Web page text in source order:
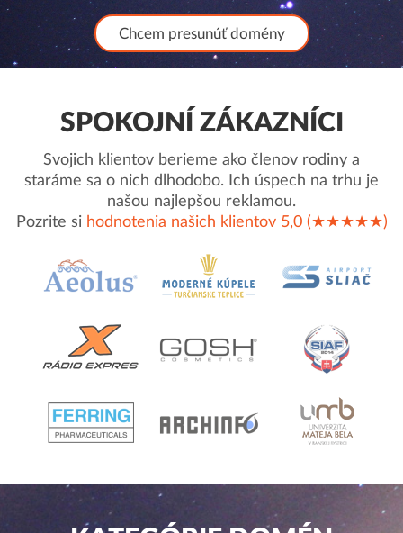
Chcem presunúť domény
SPOKOJNÍ ZÁKAZNÍCI
Svojich klientov berieme ako členov rodiny a
staráme sa o nich dlhodobo. Ich úspech na trhu je
našou najlepšou reklamou.
Pozrite si hodnotenia našich klientov 5,0 (★★★★★)